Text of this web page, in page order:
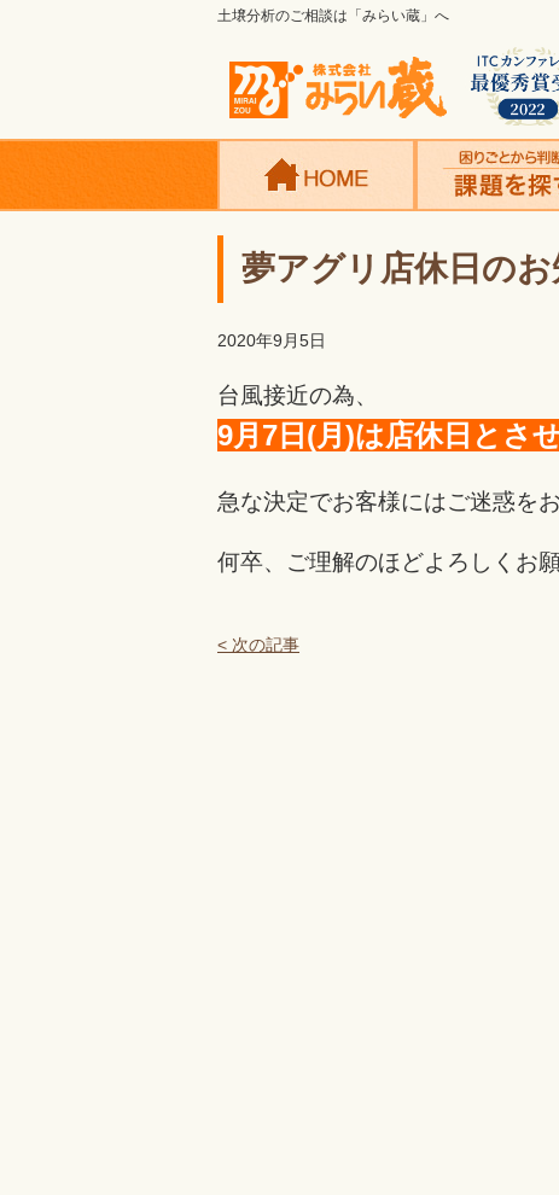
土壌分析のご相談は「みらい蔵」へ
夢アグリ店休日の
2020年9月5日
台風接近の為、
9月7日(月)は店休日とさ
急な決定でお客様にはご迷惑を
何卒、ご理解のほどよろしくお
< 次の記事